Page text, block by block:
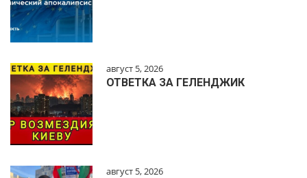
август 5, 2026
ОТВЕТКА ЗА ГЕЛЕНДЖИК
август 5, 2026